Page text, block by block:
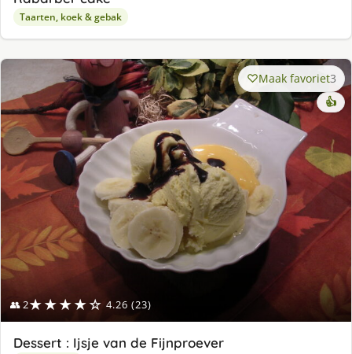
Taarten, koek & gebak
👥 2★★★★☆ 4.26 (23)
Maak favoriet3
👍
Dessert : Ijsje van de Fijnproever